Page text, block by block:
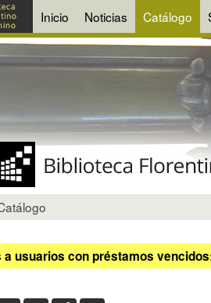
Inicio Noticias Catálogo
a usuarios con préstamos